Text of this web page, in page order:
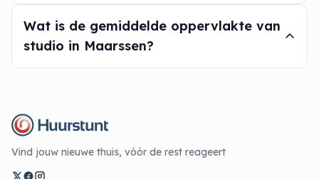
Wat is de gemiddelde oppervlakte van
studio in Maarssen?
Vind jouw nieuwe thuis, vóór de rest reageert